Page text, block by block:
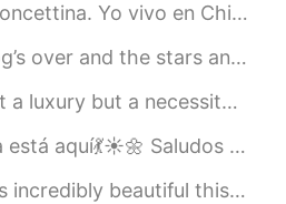
y quiero aprender español. Podemos hablar español y ...
the moon come out at night it’ll be a beautiful sight....
of the human spirit, and as vital to our lives as wat...
en el hemisferio sur👋 🍹🍸 Algunas fotos de mi cuid...
Where are those storms? Oh they are there b...